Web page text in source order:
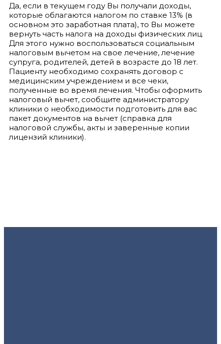
Да, если в текущем году Вы получали доходы,
которые облагаются налогом по ставке 13% (в
основном это заработная плата), то Вы можете
вернуть часть налога на доходы физических лиц.
Для этого нужно воспользоваться социальным
налоговым вычетом на свое лечение, лечение
супруга, родителей, детей в возрасте до 18 лет.
Пациенту необходимо сохранять договор с
медицинским учреждением и все чеки,
полученные во время лечения. Чтобы оформить
налоговый вычет, сообщите администратору
клиники о необходимости подготовить для вас
пакет документов на вычет (справка для
налоговой службы, акты и заверенные копии
лицензий клиники).